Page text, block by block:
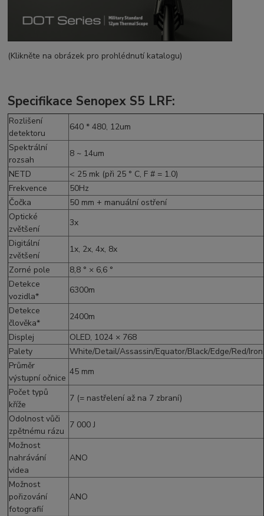
(Klikněte na obrázek pro prohlédnutí katalogu)
Specifikace Senopex S5 LRF:
Rozlišení
detektoru
640 * 480, 12um
Spektrální
rozsah
8 ~ 14um
NETD
< 25 mk (při 25 ° C, F # = 1.0)
Frekvence
50Hz
Čočka
50 mm + manuální ostření
Optické
zvětšení
3x
Digitální
zvětšení
1x, 2x, 4x, 8x
Zorné pole
8,8 ° × 6,6 °
Detekce
vozidla*
6300m
Detekce
člověka*
2400m
Displej
OLED, 1024 × 768
Palety
White/Detail/Assassin/Equator/Black/Edge/Red/Iron
Průměr
výstupní očnice
45 mm
Počet typů
kříže
7 (= nastřelení až na 7 zbraní)
Odolnost vůči
zpětnému rázu
7 000 J
Možnost
nahrávání
videa
ANO
Možnost
pořizování
fotografií
ANO